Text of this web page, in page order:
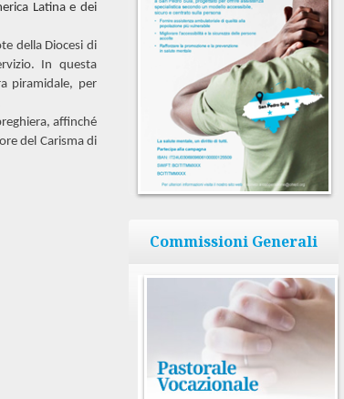
Latina e dei
della Diocesi di
In questa
piramidale, per
affinché
del Carisma di
Commissioni Generali